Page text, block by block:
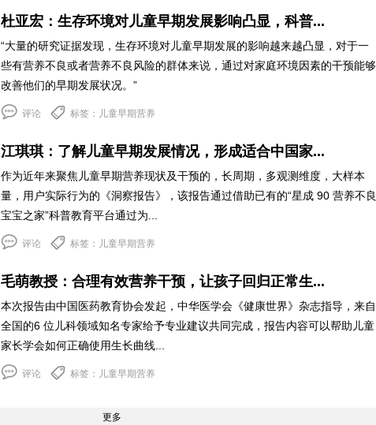
杜亚宏：生存环境对儿童早期发展影响凸显，科普...
“大量的研究证据发现，生存环境对儿童早期发展的影响越来越凸显，对于一
些有营养不良或者营养不良风险的群体来说，通过对家庭环境因素的干预能够
改善他们的早期发展状况。”
评论 标签：儿童早期营养
江琪琪：了解儿童早期发展情况，形成适合中国家...
作为近年来聚焦儿童早期营养现状及干预的，长周期，多观测维度，大样本
量，用户实际行为的《洞察报告》，该报告通过借助已有的“星成 90 营养不良
宝宝之家”科普教育平台通过为...
评论 标签：儿童早期营养
毛萌教授：合理有效营养干预，让孩子回归正常生...
本次报告由中国医药教育协会发起，中华医学会《健康世界》杂志指导，来自
全国的6 位儿科领域知名专家给予专业建议共同完成，报告内容可以帮助儿童
家长学会如何正确使用生长曲线...
评论 标签：儿童早期营养
更多